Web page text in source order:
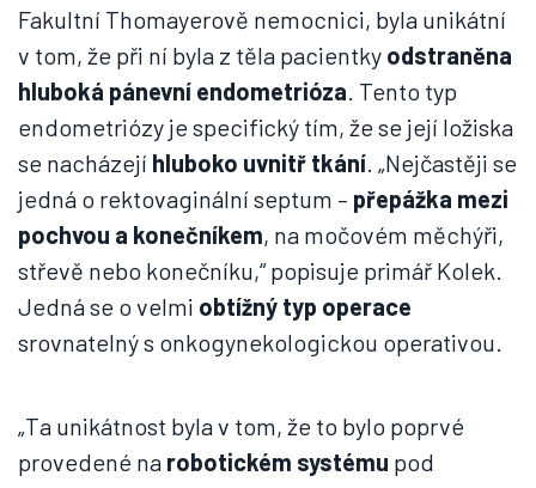
Fakultní Thomayerově nemocnici, byla unikátní
v tom, že při ní byla z těla pacientky odstraněna
hluboká pánevní endometrióza. Tento typ
endometriózy je specifický tím, že se její ložiska
se nacházejí hluboko uvnitř tkání. „Nejčastěji se
jedná o rektovaginální septum – přepážka mezi
pochvou a konečníkem, na močovém měchýři,
střevě nebo konečníku,“ popisuje primář Kolek.
Jedná se o velmi obtížný typ operace
srovnatelný s onkogynekologickou operativou.
„Ta unikátnost byla v tom, že to bylo poprvé
provedené na robotickém systému pod